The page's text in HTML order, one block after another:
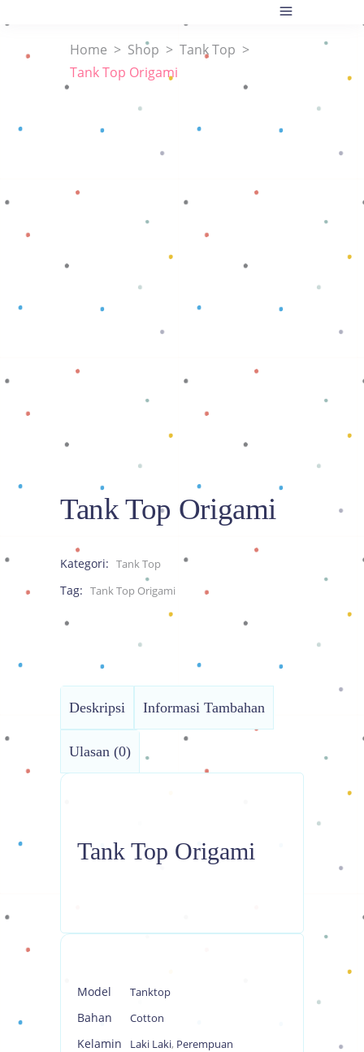
Home > Shop > Tank Top >
Tank Top Origami
Tank Top Origami
Kategori: Tank Top
Tag: Tank Top Origami
Deskripsi Informasi Tambahan
Ulasan (0)
Tank Top Origami
Model Tanktop
Bahan Cotton
Kelamin Laki Laki, Perempuan